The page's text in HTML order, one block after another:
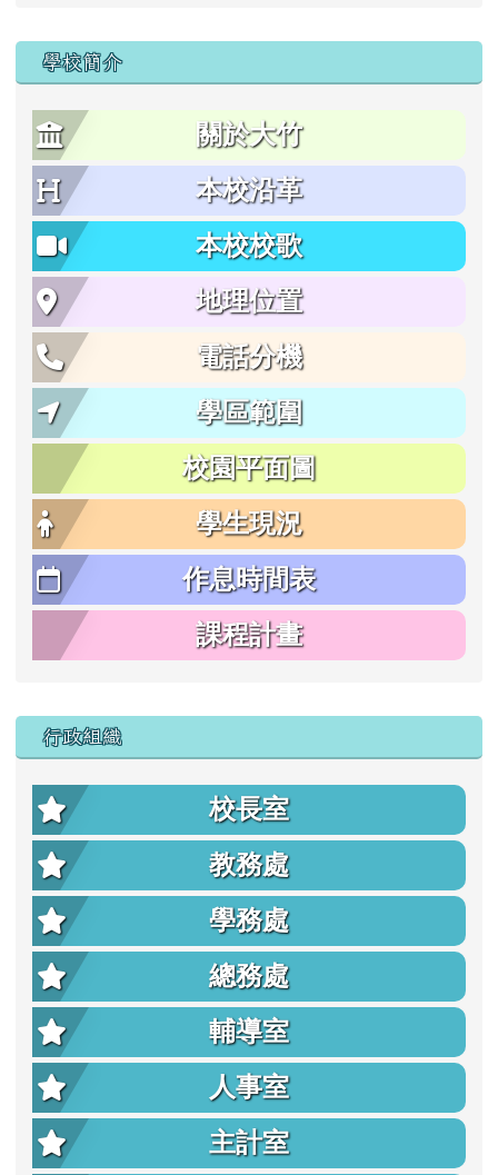
學校簡介
關於大竹
本校沿革
本校校歌
地理位置
電話分機
學區範圍
校園平面圖
學生現況
作息時間表
課程計畫
行政組織
校長室
教務處
學務處
總務處
輔導室
人事室
主計室